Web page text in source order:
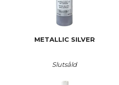
METALLIC SILVER
Slutsåld